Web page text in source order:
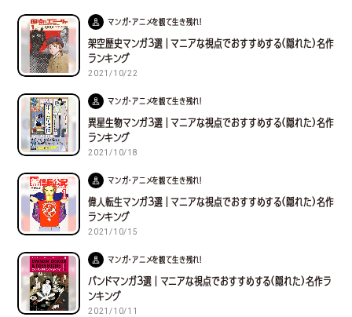
マンガ・アニメを観て生き残れ！
架空歴史マンガ３選｜マニアな視点でおすすめする(隠れた)名作
ランキング
2021/10/22
マンガ・アニメを観て生き残れ！
異星生物マンガ３選｜マニアな視点でおすすめする(隠れた)名作
ランキング
2021/10/18
マンガ・アニメを観て生き残れ！
偉人転生マンガ３選｜マニアな視点でおすすめする(隠れた)名作
ランキング
2021/10/15
マンガ・アニメを観て生き残れ！
バンドマンガ３選｜マニアな視点でおすすめする(隠れた)名作ラ
ンキング
2021/10/11